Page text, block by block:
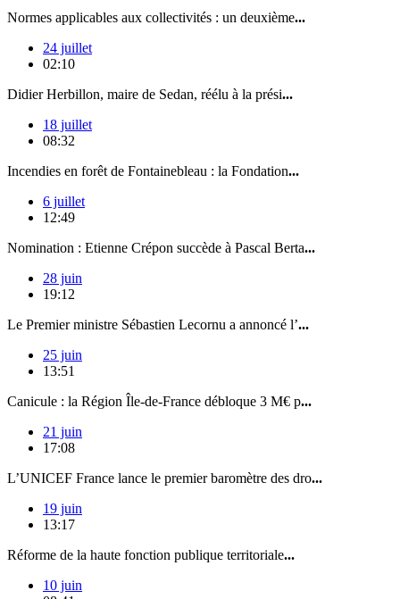
Normes applicables aux collectivités : un deuxième...
24 juillet
02:10
Didier Herbillon, maire de Sedan, réélu à la prési...
18 juillet
08:32
Incendies en forêt de Fontainebleau : la Fondation...
6 juillet
12:49
Nomination : Etienne Crépon succède à Pascal Berta...
28 juin
19:12
Le Premier ministre Sébastien Lecornu a annoncé l’...
25 juin
13:51
Canicule : la Région Île-de-France débloque 3 M€ p...
21 juin
17:08
L’UNICEF France lance le premier baromètre des dro...
19 juin
13:17
Réforme de la haute fonction publique territoriale...
10 juin